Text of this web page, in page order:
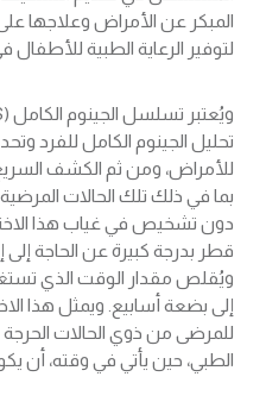
المبكر عن الأمراض وعلاجها
لتوفير الرعاية الطبية
تحليل الجينوم الكامل للفرد
للأمراض، ومن ثم الكشف
بما في ذلك تلك الحالات
دون تشخيص في غياب هذا
قطر بدرجة كبيرة عن الحاجة إلى
ويُقلص مقدار الوقت الذي
إلى بضعة أسابيع. ويمثل هذا
للمرضى من ذوي الحالات
الطبي، حين يأتي في وقته، أن